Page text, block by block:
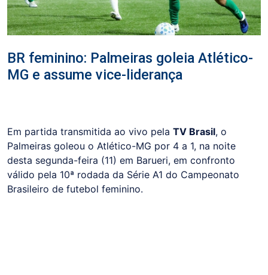
BR feminino: Palmeiras goleia Atlético-
MG e assume vice-liderança
Em partida transmitida ao vivo pela TV Brasil, o
Palmeiras goleou o Atlético-MG por 4 a 1, na noite
desta segunda-feira (11) em Barueri, em confronto
válido pela 10ª rodada da Série A1 do Campeonato
Brasileiro de futebol feminino.